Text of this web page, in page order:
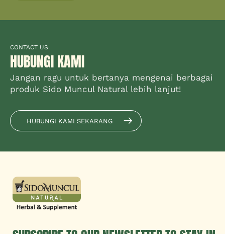
CONTACT US
HUBUNGI KAMI
Jangan ragu untuk bertanya mengenai berbagai
produk Sido Muncul Natural lebih lanjut!
HUBUNGI KAMI SEKARANG